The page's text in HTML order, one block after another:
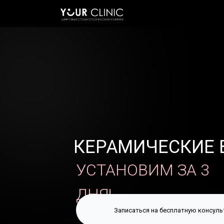
КЕРАМИЧЕСКИЕ
УСТАНОВИМ ЗА 3
ДНЯ!
Записаться на бесплатную